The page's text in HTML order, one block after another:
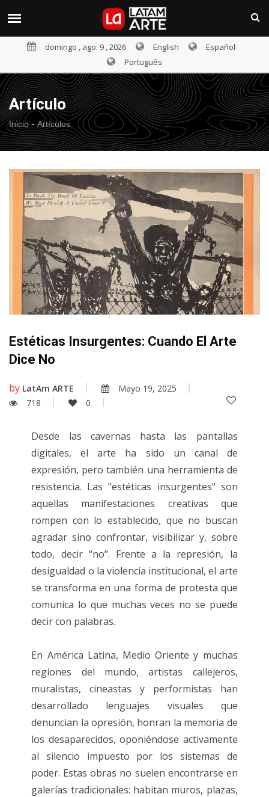
domingo , ago. 9 , 2026 English
Español
Português
Artículo
Inicio- Artículos
Estéticas Insurgentes: Cuando El Arte
Dice No
by LatAm ARTE
Mayo 19, 2025
718
0
Desde las cavernas hasta las pantallas
digitales, el arte ha sido un canal de
expresión, pero también una herramienta de
resistencia. Las "estéticas insurgentes" son
aquellas manifestaciones creativas que
rompen con lo establecido, que no buscan
agradar sino confrontar, visibilizar y, sobre
todo, decir “no”. Frente a la represión, la
desigualdad o la violencia institucional, el arte
se transforma en una forma de protesta que
comunica lo que muchas veces no se puede
decir con palabras.
En América Latina, Medio Oriente y muchas
regiones del mundo, artistas callejeros,
muralistas, cineastas y performistas han
desarrollado lenguajes visuales que
denuncian la opresión, honran la memoria de
los desaparecidos, oponiéndose activamente
al silencio impuesto por los sistemas de
poder. Estas obras no suelen encontrarse en
galerías tradicionales: habitan muros, plazas,